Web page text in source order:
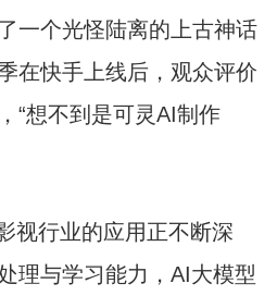
一个光怪陆离的上古神话
在快手上线后，观众评价
“想不到是可灵AI制作
视行业的应用正不断深
理与学习能力，AI大模型